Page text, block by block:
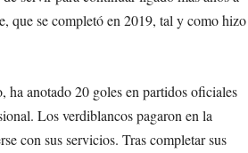
que se completó en 2019, tal y como hizo
ha anotado 20 goles en partidos oficiales
Los verdiblancos pagaron en la
con sus servicios. Tras completar sus